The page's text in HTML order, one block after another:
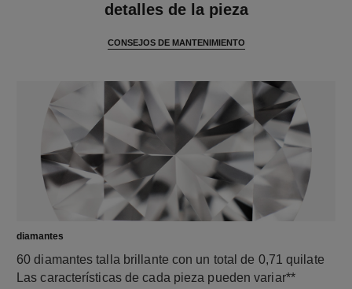
detalles de la pieza
CONSEJOS DE MANTENIMIENTO
diamantes
60 diamantes talla brillante con un total de 0,71 quilate
Las características de cada pieza pueden variar**